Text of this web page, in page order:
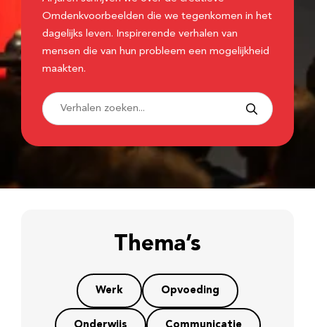
Omdenkvoorbeelden die we tegenkomen in het
dagelijks leven. Inspirerende verhalen van
mensen die van hun probleem een mogelijkheid
maakten.
Thema’s
Werk Opvoeding